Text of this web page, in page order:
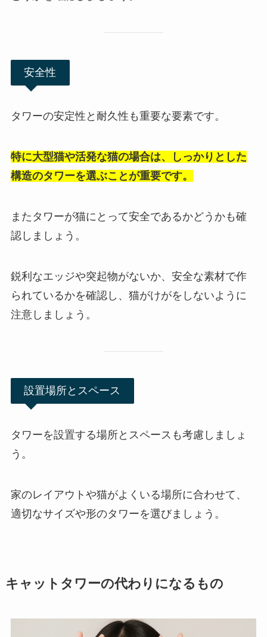
安全性
タワーの安定性と耐久性も重要な要素です。
特に大型猫や活発な猫の場合は、しっかりとした
構造のタワーを選ぶことが重要です。
またタワーが猫にとって安全であるかどうかも確
認しましょう。
鋭利なエッジや突起物がないか、 安全な素材で作
られているかを確認し、猫がけがをしないように
注意しましょう。
設置場所とスペース
タワーを設置する場所とスペースも考慮しましょ
う。
家のレイアウトや猫がよくいる場所に合わせて、
適切なサイズや形のタワーを選びましょう。
キャットタワーの代わりになるもの